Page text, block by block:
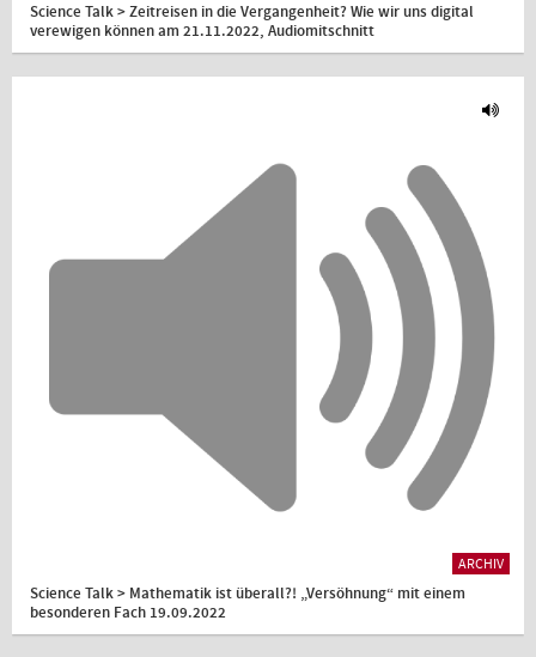
Science Talk > Zeitreisen in die Vergangenheit? Wie wir uns digital
verewigen können am 21.11.2022, Audiomitschnitt
ARCHIV
Science Talk > Mathematik ist überall?! „Versöhnung“ mit einem
besonderen Fach 19.09.2022